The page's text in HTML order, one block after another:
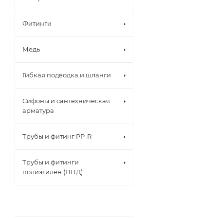
Фитинги
Медь
Гибкая подводка и шланги
Сифоны и сантехническая
арматура
Трубы и фитинг PP-R
Трубы и фитинги
полиэтилен (ПНД)